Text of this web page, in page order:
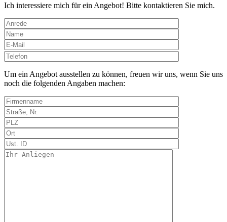
Ich interessiere mich für ein Angebot! Bitte kontaktieren Sie mich.
Bitte
lasse
dieses
Feld
Um ein Angebot ausstellen zu können, freuen wir uns, wenn Sie uns
noch die folgenden Angaben machen: